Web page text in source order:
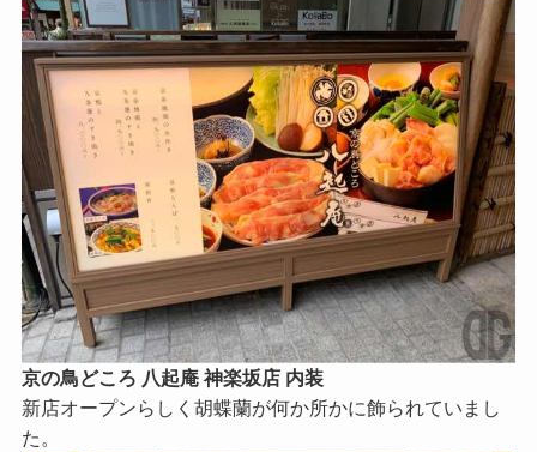
京の鳥どころ 八起庵 神楽坂店 内装
新店オープンらしく胡蝶蘭が何か所かに飾られていまし
た。